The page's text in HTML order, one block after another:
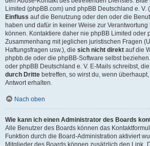
Limited (phpBB.com) und phpBB Deutschland e. V.
Einfluss auf die Benutzung oder den oder die
haben und dafür in keiner Weise zur
können. Kontaktiere daher nie phpBB Limited oder
Zusammenhang mit jeglichen juristischen Fragen
Haftungsfragen usw.), die sich nicht direkt auf die
phpbb.de oder die phpBB-Software selbst
oder phpBB Deutschland e. V. E-Mails schreibst,
durch Dritte betreffen, so wirst du, wenn
Antwort erhalten.
Nach oben
Wie kann ich einen Administrator des Boards
Alle Benutzer des Boards können das
Funktion durch die Board-Administration aktiviert
Mitglieder des Boards können zusätzlich den Link